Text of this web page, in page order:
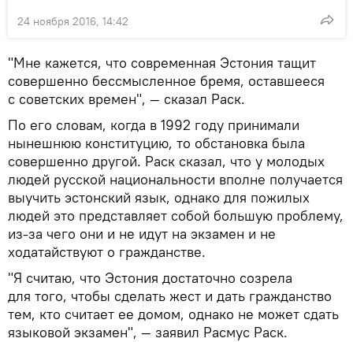
24 ноября 2016, 14:42
"Мне кажется, что современная Эстония тащит
совершенно бессмысленное бремя, оставшееся
с советских времен", — сказал Раск.
По его словам, когда в 1992 году принимали
нынешнюю конституцию, то обстановка была
совершенно другой. Раск сказал, что у молодых
людей русской национальности вполне получается
выучить эстонский язык, однако для пожилых
людей это представляет собой большую проблему,
из-за чего они и не идут на экзамен и не
ходатайствуют о гражданстве.
"Я считаю, что Эстония достаточно созрела
для того, чтобы сделать жест и дать гражданство
тем, кто считает ее домом, однако не может сдать
языковой экзамен", — заявил Расмус Раск.